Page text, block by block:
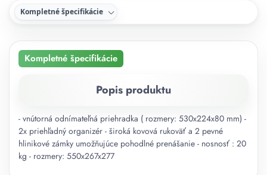
Kompletné špecifikácie
Kompletné špecifikácie
Popis produktu
- vnútorná odnímateľná priehradka ( rozmery: 530x224x80 mm) -
2x priehľadný organizér - široká kovová rukoväť a 2 pevné
hlinikové zámky umožňujúce pohodlné prenášanie - nosnosť : 20
kg - rozmery: 550x267x277